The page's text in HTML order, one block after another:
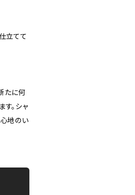
立てて
たに何
。シャ
地のい